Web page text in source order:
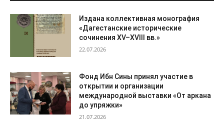
Издана коллективная монография
«Дагестанские исторические
сочинения XV–XVIII вв.»
22.07.2026
Фонд Ибн Сины принял участие в
открытии и организации
международной выставки «От аркана
до упряжки»
21.07.2026